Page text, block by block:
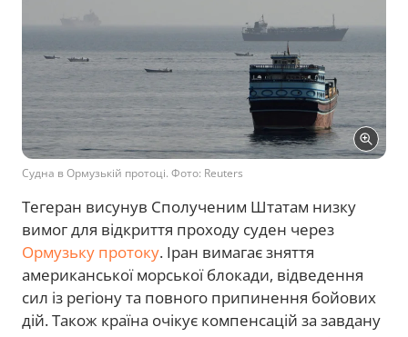
Судна в Ормузькій протоці. Фото: Reuters
Тегеран висунув Сполученим Штатам низку
вимог для відкриття проходу суден через
Ормузьку протоку. Іран вимагає зняття
американської морської блокади, відведення
сил із регіону та повного припинення бойових
дій. Також країна очікує компенсацій за завдану